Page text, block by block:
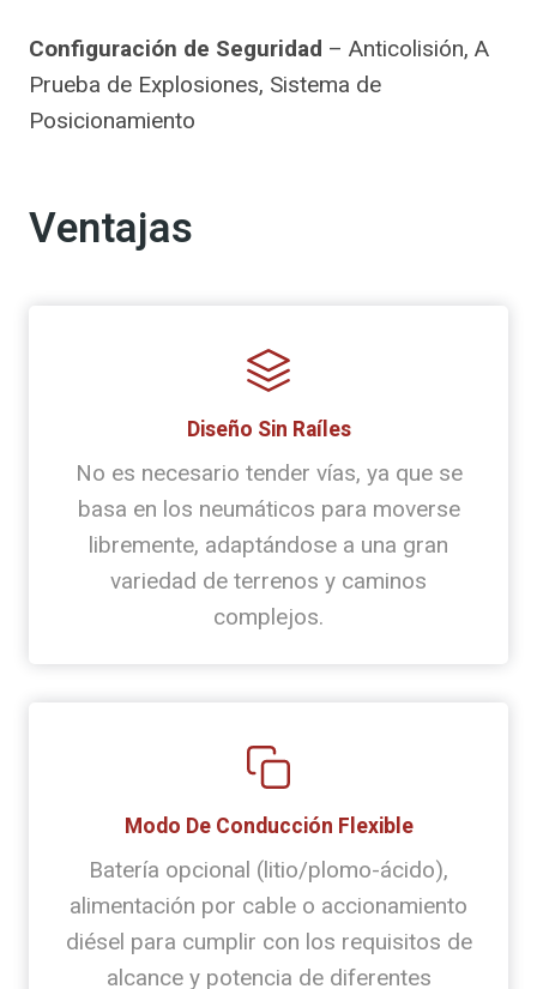
Configuración de Seguridad – Anticolisión, A
Prueba de Explosiones, Sistema de
Posicionamiento
Ventajas
Diseño Sin Raíles
No es necesario tender vías, ya que se
basa en los neumáticos para moverse
libremente, adaptándose a una gran
variedad de terrenos y caminos
complejos.
Modo De Conducción Flexible
Batería opcional (litio/plomo-ácido),
alimentación por cable o accionamiento
diésel para cumplir con los requisitos de
alcance y potencia de diferentes